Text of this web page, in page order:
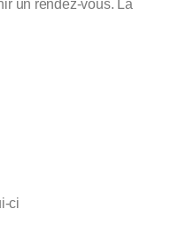
un rendez-vous. La
ci